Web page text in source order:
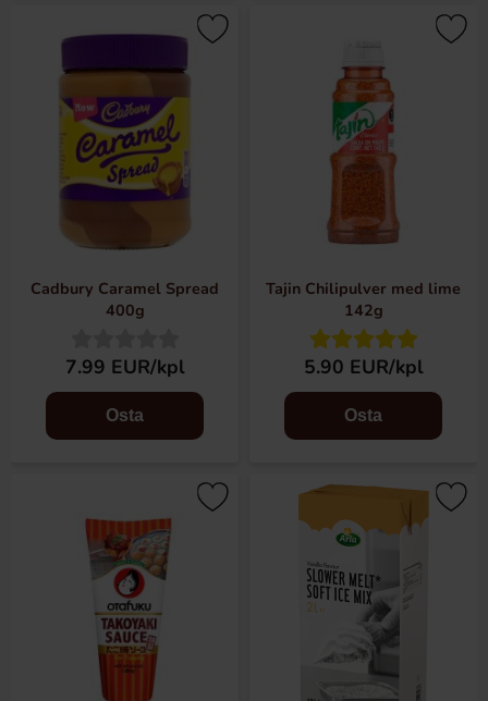
Cadbury Caramel Spread
400g
7.99 EUR/kpl
Osta
Tajin Chilipulver med lime
142g
5.90 EUR/kpl
Osta